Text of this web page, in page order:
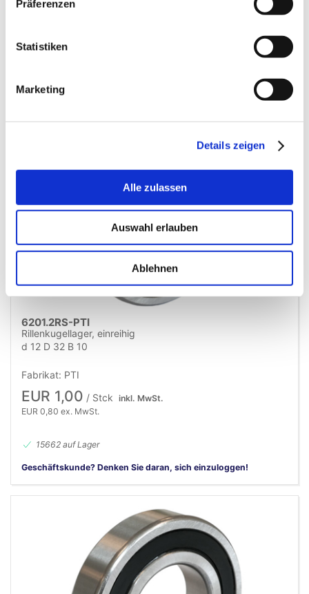
Präferenzen
Statistiken
Marketing
Details zeigen
Alle zulassen
Auswahl erlauben
Ablehnen
16145 auf Lager
6201.2RS-PTI
Rillenkugellager, einreihig
d 12 D 32 B 10
Fabrikat: PTI
EUR 1,00 / Stck inkl. MwSt.
EUR 0,80 ex. MwSt.
15662 auf Lager
Geschäftskunde? Denken Sie daran, sich einzuloggen!